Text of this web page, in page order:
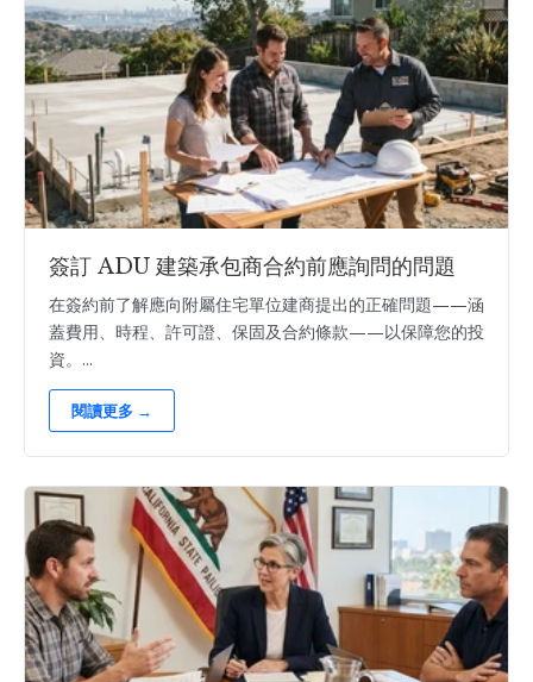
簽訂 ADU 建築承包商合約前應詢問的問題
在簽約前了解應向附屬住宅單位建商提出的正確問題——涵
蓋費用、時程、許可證、保固及合約條款——以保障您的投
資。...
閱讀更多 →